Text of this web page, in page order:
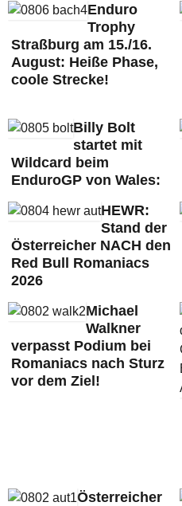
Enduro
Trophy
Straßburg am 15./16.
August: Heiße Phase,
coole Strecke!
Billy Bolt
startet mit
Wildcard beim
EnduroGP von Wales:
HEWR:
Stand der
Österreicher NACH den
Red Bull Romaniacs
2026
Michael
Walkner
verpasst Podium bei
Romaniacs nach Sturz
vor dem Ziel!
Österreicher